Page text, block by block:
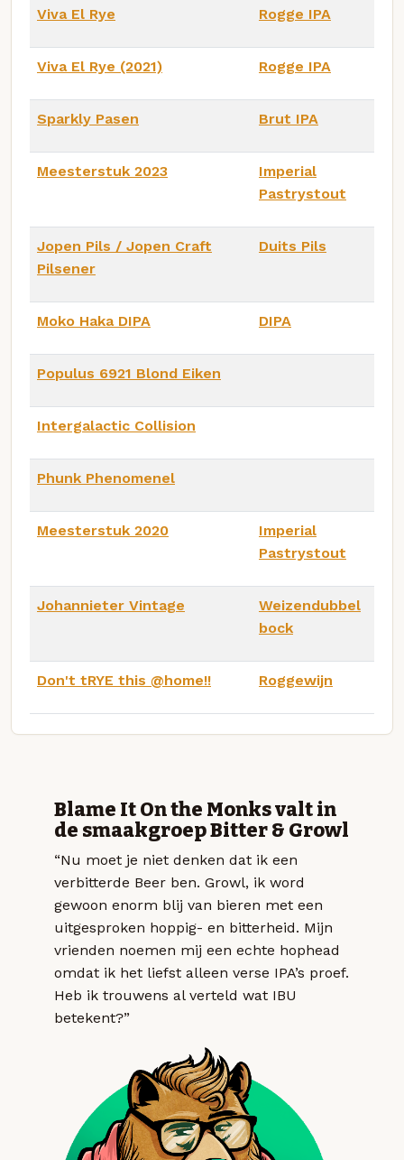
Viva El Rye Rogge IPA
Viva El Rye (2021) Rogge IPA
Sparkly Pasen Brut IPA
Meesterstuk 2023
Imperial
Pastrystout
Jopen Pils / Jopen Craft
Pilsener
Duits Pils
Moko Haka DIPA DIPA
Populus 6921 Blond Eiken
Intergalactic Collision
Phunk Phenomenel
Meesterstuk 2020
Imperial
Pastrystout
Johannieter Vintage
Weizendubbel
bock
Don't tRYE this @home!! Roggewijn
Blame It On the Monks valt in
de smaakgroep Bitter & Growl
“Nu moet je niet denken dat ik een
verbitterde Beer ben. Growl, ik word
gewoon enorm blij van bieren met een
uitgesproken hoppig- en bitterheid. Mijn
vrienden noemen mij een echte hophead
omdat ik het liefst alleen verse IPA’s proef.
Heb ik trouwens al verteld wat IBU
betekent?”